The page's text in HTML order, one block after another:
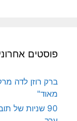
פוסטים
ברק רוזן לדה
מאוד"
90 שניות של